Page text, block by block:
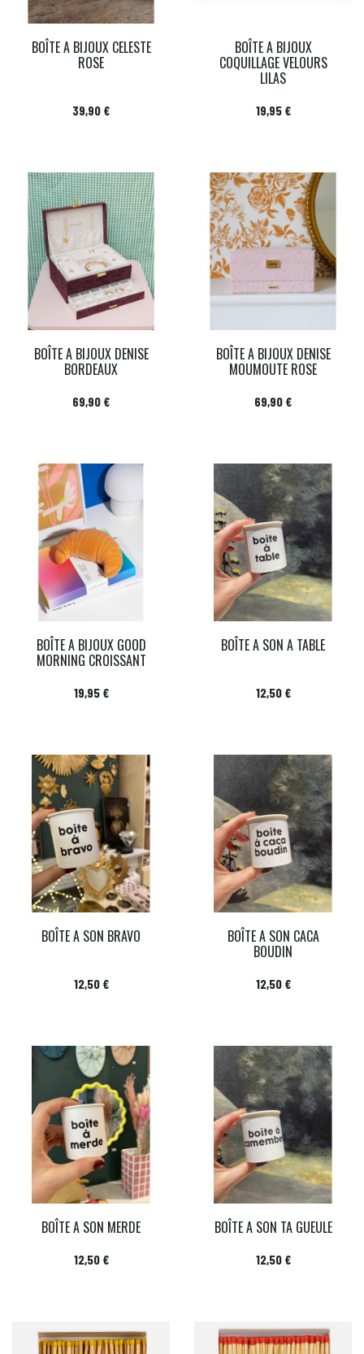
BOÎTE A BIJOUX CELESTE
ROSE
Prix
39,90 €
BOÎTE A BIJOUX
COQUILLAGE VELOURS
LILAS
Prix
19,95 €
BOÎTE A BIJOUX DENISE
BORDEAUX
Prix
69,90 €
BOÎTE A BIJOUX DENISE
MOUMOUTE ROSE
Prix
69,90 €
BOÎTE A BIJOUX GOOD
MORNING CROISSANT
Prix
19,95 €
BOÎTE A SON A TABLE
Prix
12,50 €
BOÎTE A SON BRAVO
Prix
12,50 €
BOÎTE A SON CACA
BOUDIN
Prix
12,50 €
BOÎTE A SON MERDE
Prix
12,50 €
BOÎTE A SON TA GUEULE
Prix
12,50 €